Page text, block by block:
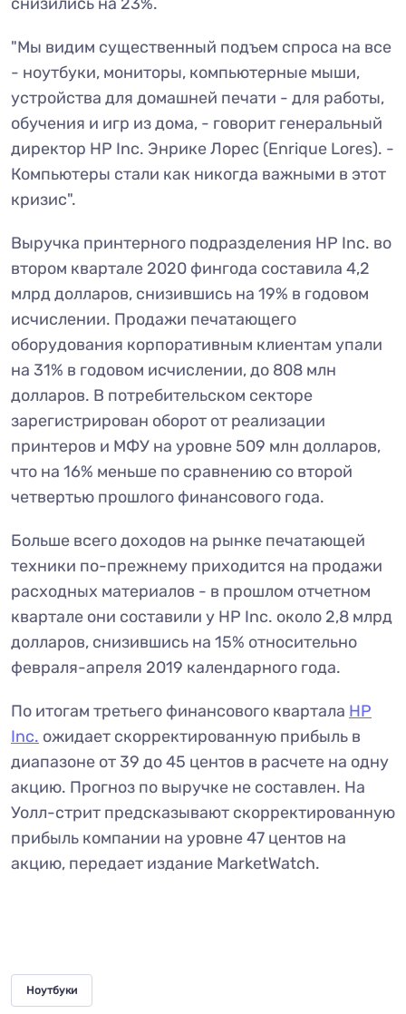
"Мы видим существенный подъем спроса на все
- ноутбуки, мониторы, компьютерные мыши,
устройства для домашней печати - для работы,
обучения и игр из дома, - говорит генеральный
директор HP Inc. Энрике Лорес (Enrique Lores). -
Компьютеры стали как никогда важными в этот
кризис".
Выручка принтерного подразделения HP Inc. во
втором квартале 2020 фингода составила 4,2
млрд долларов, снизившись на 19% в годовом
исчислении. Продажи печатающего
оборудования корпоративным клиентам упали
на 31% в годовом исчислении, до 808 млн
долларов. В потребительском секторе
зарегистрирован оборот от реализации
принтеров и МФУ на уровне 509 млн долларов,
что на 16% меньше по сравнению со второй
четвертью прошлого финансового года.
Больше всего доходов на рынке печатающей
техники по-прежнему приходится на продажи
расходных материалов - в прошлом отчетном
квартале они составили у HP Inc. около 2,8 млрд
долларов, снизившись на 15% относительно
февраля-апреля 2019 календарного года.
По итогам третьего финансового квартала HP
Inc. ожидает скорректированную прибыль в
диапазоне от 39 до 45 центов в расчете на одну
акцию. Прогноз по выручке не составлен. На
Уолл-стрит предсказывают скорректированную
прибыль компании на уровне 47 центов на
акцию, передает издание MarketWatch.
Ноутбуки